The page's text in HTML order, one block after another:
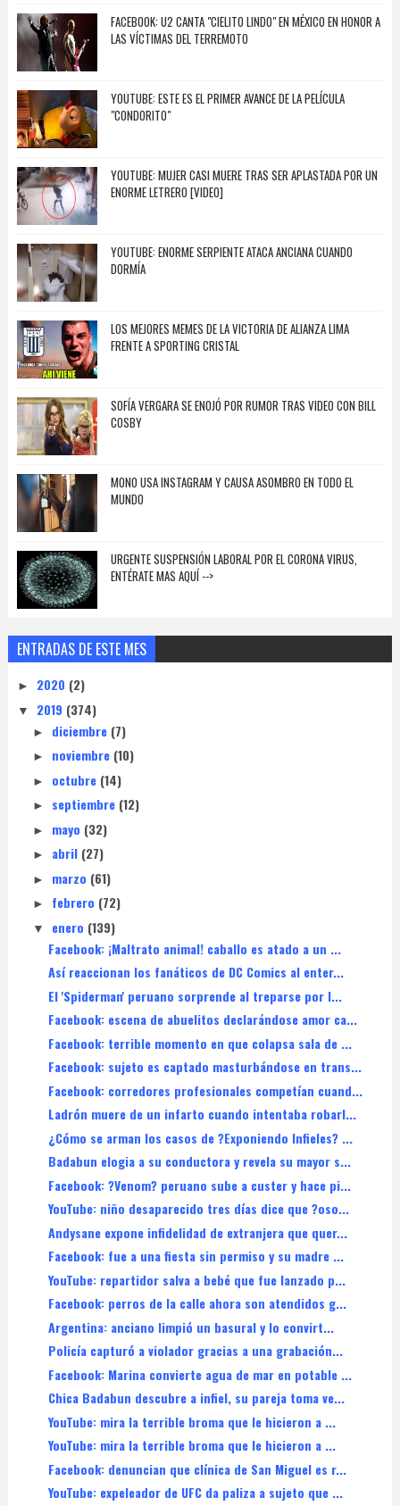
FACEBOOK: U2 CANTA "CIELITO LINDO" EN MÉXICO EN HONOR A
LAS VÍCTIMAS DEL TERREMOTO
YOUTUBE: ESTE ES EL PRIMER AVANCE DE LA PELÍCULA
"CONDORITO"
YOUTUBE: MUJER CASI MUERE TRAS SER APLASTADA POR UN
ENORME LETRERO [VIDEO]
YOUTUBE: ENORME SERPIENTE ATACA ANCIANA CUANDO
DORMÍA
LOS MEJORES MEMES DE LA VICTORIA DE ALIANZA LIMA
FRENTE A SPORTING CRISTAL
SOFÍA VERGARA SE ENOJÓ POR RUMOR TRAS VIDEO CON BILL
COSBY
MONO USA INSTAGRAM Y CAUSA ASOMBRO EN TODO EL
MUNDO
URGENTE SUSPENSIÓN LABORAL POR EL CORONA VIRUS,
ENTÉRATE MAS AQUÍ -->
ENTRADAS DE ESTE MES
► 2020 (2)
▼ 2019 (374)
► diciembre (7)
► noviembre (10)
► octubre (14)
► septiembre (12)
► mayo (32)
► abril (27)
► marzo (61)
► febrero (72)
▼ enero (139)
Facebook: ¡Maltrato animal! caballo es atado a un ...
Así reaccionan los fanáticos de DC Comics al enter...
El 'Spiderman' peruano sorprende al treparse por l...
Facebook: escena de abuelitos declarándose amor ca...
Facebook: terrible momento en que colapsa sala de ...
Facebook: sujeto es captado masturbándose en trans...
Facebook: corredores profesionales competían cuand...
Ladrón muere de un infarto cuando intentaba robarl...
¿Cómo se arman los casos de ?Exponiendo Infieles? ...
Badabun elogia a su conductora y revela su mayor s...
Facebook: ?Venom? peruano sube a custer y hace pi...
YouTube: niño desaparecido tres días dice que ?oso...
Andysane expone infidelidad de extranjera que quer...
Facebook: fue a una fiesta sin permiso y su madre ...
YouTube: repartidor salva a bebé que fue lanzado p...
Facebook: perros de la calle ahora son atendidos g...
Argentina: anciano limpió un basural y lo convirt...
Policía capturó a violador gracias a una grabación...
Facebook: Marina convierte agua de mar en potable ...
Chica Badabun descubre a infiel, su pareja toma ve...
YouTube: mira la terrible broma que le hicieron a ...
YouTube: mira la terrible broma que le hicieron a ...
Facebook: denuncian que clínica de San Miguel es r...
YouTube: expeleador de UFC da paliza a sujeto que ...